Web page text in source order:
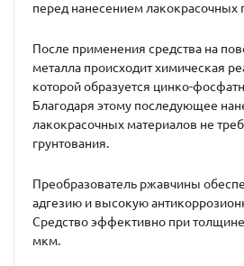
перед нанесением лакокрасочных
После применения средства на
металла происходит химическая
которой образуется цинко-
Благодаря этому последующее
лакокрасочных материалов не
грунтования.
Преобразователь ржавчины
адгезию и высокую
Средство эффективно при
мкм.